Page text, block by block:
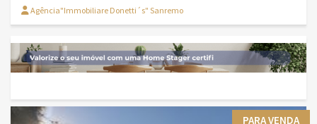
Agência"Immobiliare Donetti´s" Sanremo
PARA VENDA